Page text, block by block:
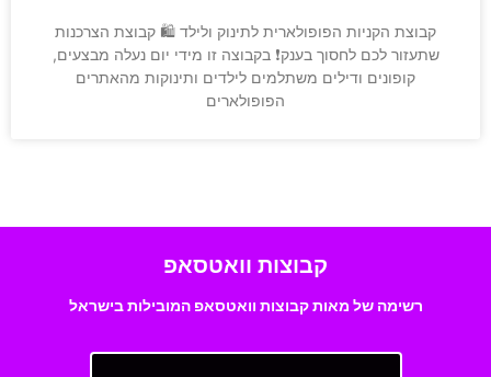
קבוצת הקניות הפופולארית לתינוק ולילד 🛍 קבוצת הצרכנות
שתעזור לכם לחסוך בענק❗️ בקבוצה זו מידי יום נעלה מבצעים,
קופונים ודילים משתלמים לילדים ותינוקות מהאתרים
הפופולארים
קבוצות וואטסאפ
רשימה של מאות קבוצות וואטסאפ המובילות בישראל